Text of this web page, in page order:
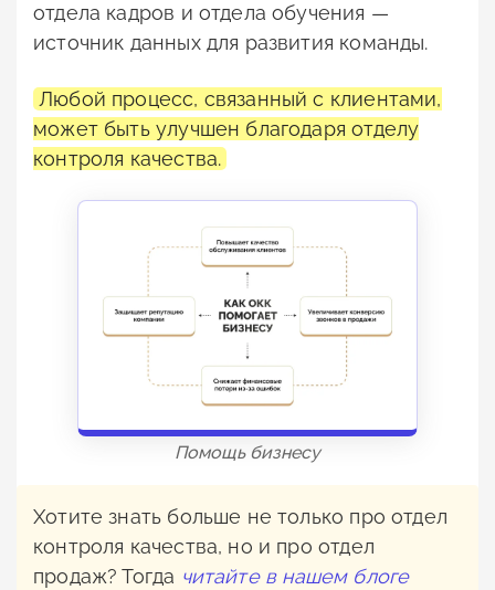
отдела кадров и отдела обучения —
источник данных для развития команды.
Любой процесс, связанный с клиентами,
может быть улучшен благодаря отделу
контроля качества.
Помощь бизнесу
Хотите знать больше не только про отдел
контроля качества, но и про отдел
продаж? Тогда читайте в нашем блоге